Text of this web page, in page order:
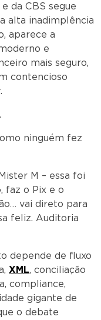
da CBS segue
alta inadimplência
aparece a
e
mais seguro,
contencioso
ninguém fez
M – essa foi
faz o Pix e o
vai direto para
feliz. Auditoria
depende de fluxo
XML, conciliação
compliance,
gigante de
o debate